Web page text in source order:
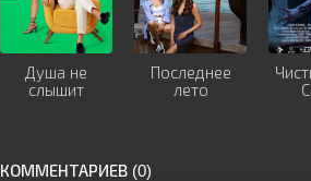
Душа не
слышит
Последнее
лето
КОММЕНТАРИЕВ (0)